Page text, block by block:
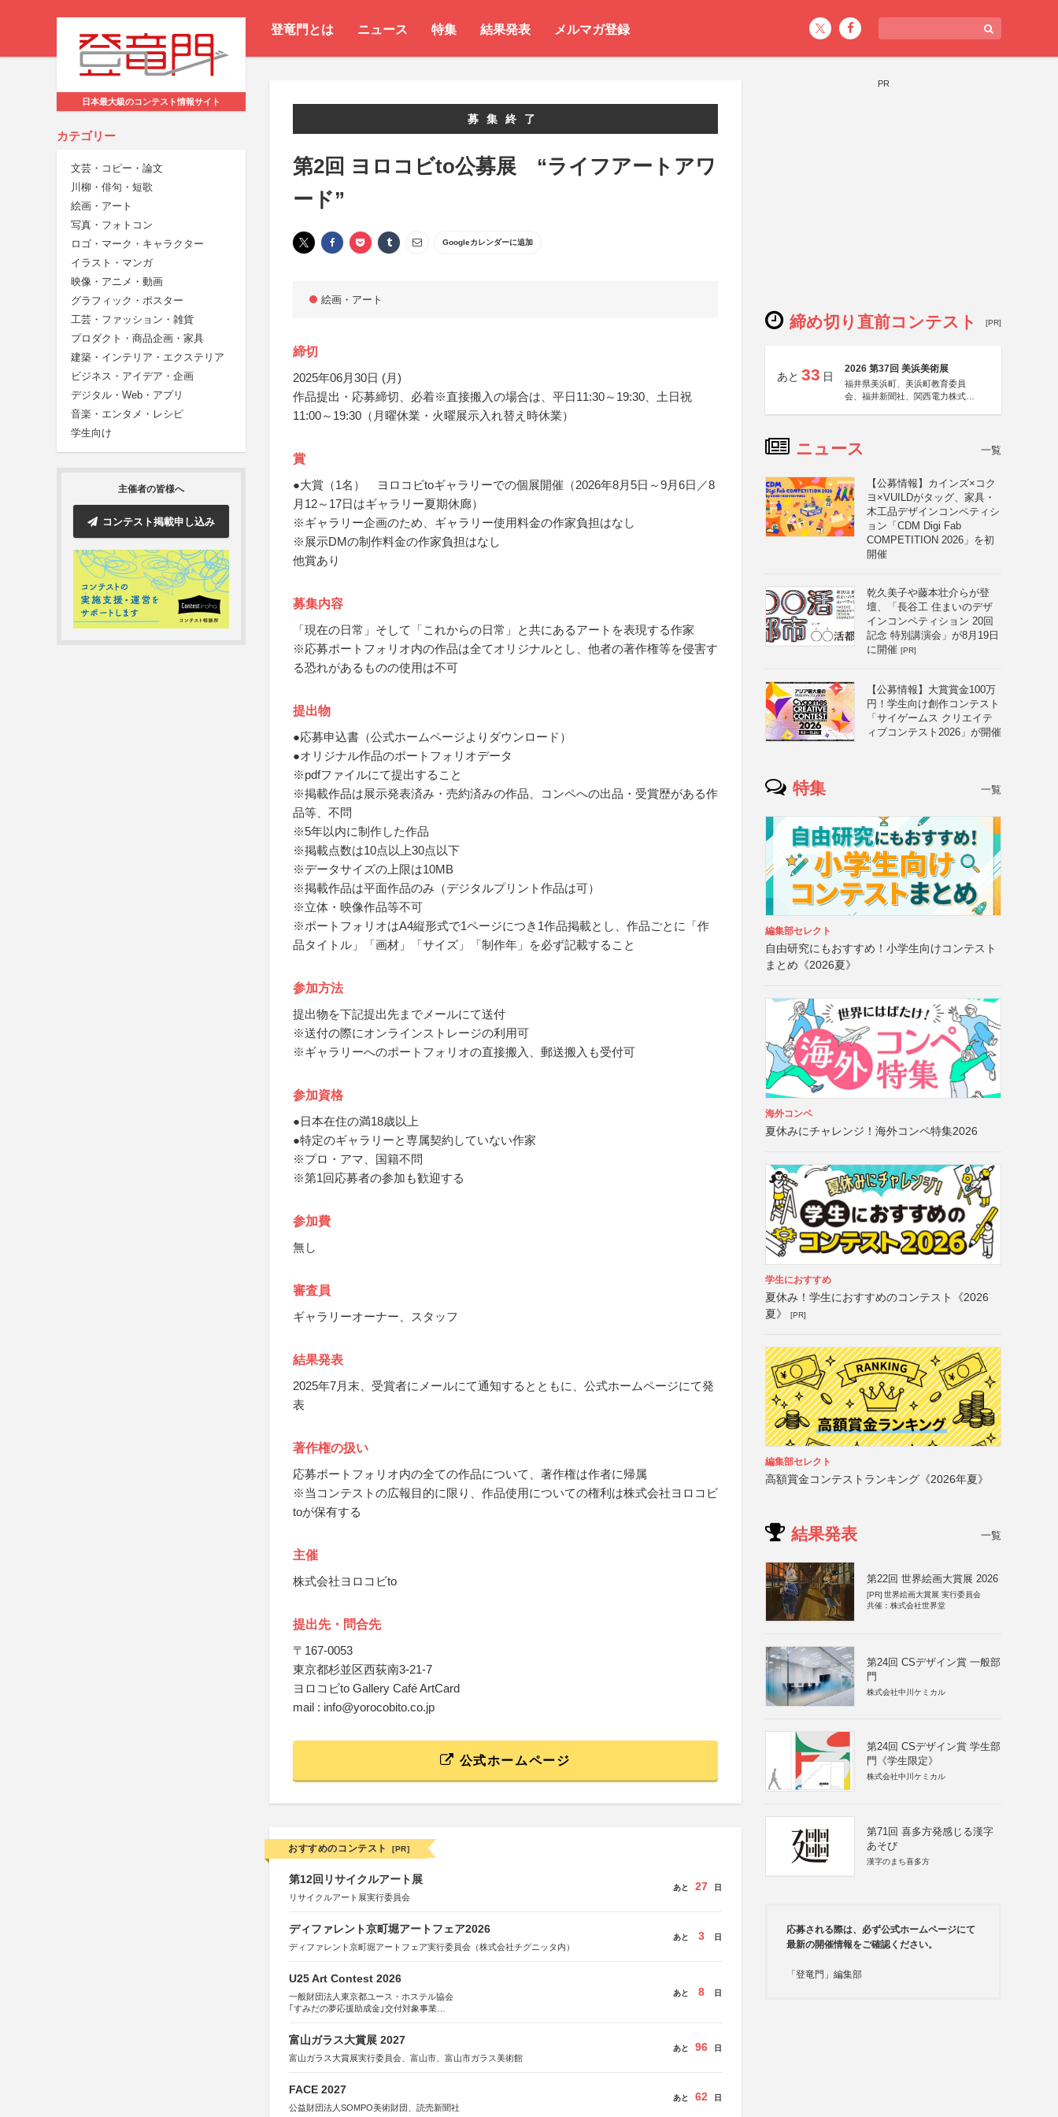
登竜門とは ニュース 特集 結果発表 メルマガ登録
日本最大級のコンテスト情報サイト
カテゴリー
文芸・コピー・論文
川柳・俳句・短歌
絵画・アート
写真・フォトコン
ロゴ・マーク・キャラクター
イラスト・マンガ
映像・アニメ・動画
グラフィック・ポスター
工芸・ファッション・雑貨
プロダクト・商品企画・家具
建築・インテリア・エクステリア
ビジネス・アイデア・企画
デジタル・Web・アプリ
音楽・エンタメ・レシピ
学生向け
主催者の皆様へ
コンテスト掲載申し込み
募集終了
第2回 ヨロコビto公募展 “ライフアートアワ
ード”
Googleカレンダーに追加
絵画・アート
締切
2025年06月30日 (月)
作品提出・応募締切、必着※直接搬入の場合は、平日11:30～19:30、土日祝
11:00～19:30（月曜休業・火曜展示入れ替え時休業）
賞
●大賞（1名） ヨロコビtoギャラリーでの個展開催（2026年8月5日～9月6日／8
月12～17日はギャラリー夏期休廊）
※ギャラリー企画のため、ギャラリー使用料金の作家負担はなし
※展示DMの制作料金の作家負担はなし
他賞あり
募集内容
「現在の日常」そして「これからの日常」と共にあるアートを表現する作家
※応募ポートフォリオ内の作品は全てオリジナルとし、他者の著作権等を侵害す
る恐れがあるものの使用は不可
提出物
●応募申込書（公式ホームページよりダウンロード）
●オリジナル作品のポートフォリオデータ
※pdfファイルにて提出すること
※掲載作品は展示発表済み・売約済みの作品、コンペへの出品・受賞歴がある作
品等、不問
※5年以内に制作した作品
※掲載点数は10点以上30点以下
※データサイズの上限は10MB
※掲載作品は平面作品のみ（デジタルプリント作品は可）
※立体・映像作品等不可
※ポートフォリオはA4縦形式で1ページにつき1作品掲載とし、作品ごとに「作
品タイトル」「画材」「サイズ」「制作年」を必ず記載すること
参加方法
提出物を下記提出先までメールにて送付
※送付の際にオンラインストレージの利用可
※ギャラリーへのポートフォリオの直接搬入、郵送搬入も受付可
参加資格
●日本在住の満18歳以上
●特定のギャラリーと専属契約していない作家
※プロ・アマ、国籍不問
※第1回応募者の参加も歓迎する
参加費
無し
審査員
ギャラリーオーナー、スタッフ
結果発表
2025年7月末、受賞者にメールにて通知するとともに、公式ホームページにて発
表
著作権の扱い
応募ポートフォリオ内の全ての作品について、著作権は作者に帰属
※当コンテストの広報目的に限り、作品使用についての権利は株式会社ヨロコビ
toが保有する
主催
株式会社ヨロコビto
提出先・問合先
〒167-0053
東京都杉並区西荻南3-21-7
ヨロコビto Gallery Café ArtCard
mail : info@yorocobito.co.jp
公式ホームページ
おすすめのコンテスト [PR]
第12回リサイクルアート展
リサイクルアート展実行委員会
あと 27 日
ディファレント京町堀アートフェア2026
ディファレント京町堀アートフェア実行委員会（株式会社チグニッタ内）
あと 3 日
U25 Art Contest 2026
一般財団法人東京都ユース・ホステル協会
｢すみだの夢応援助成金｣交付対象事業
あと 8 日
富山ガラス大賞展 2027
富山ガラス大賞展実行委員会、富山市、富山市ガラス美術館
あと 96 日
FACE 2027
公益財団法人SOMPO美術財団、読売新聞社
あと 62 日
PR
締め切り直前コンテスト [PR]
あと 33 日
2026 第37回 美浜美術展
福井県美浜町、美浜町教育委員
会、福井新聞社、関西電力株式会
ニュース 一覧
【公募情報】カインズ×コク
ヨ×VUILDがタッグ、家具・
木工品デザインコンペティシ
ョン「CDM Digi Fab
COMPETITION 2026」を初
開催
乾久美子や藤本壮介らが登
壇、「長谷工 住まいのデザ
インコンペティション 20回
記念 特別講演会」が8月19日
に開催 [PR]
【公募情報】大賞賞金100万
円！学生向け創作コンテスト
「サイゲームス クリエイテ
ィブコンテスト2026」が開催
特集 一覧
編集部セレクト
自由研究にもおすすめ！小学生向けコンテスト
まとめ《2026夏》
海外コンペ
夏休みにチャレンジ！海外コンペ特集2026
学生におすすめ
夏休み！学生におすすめのコンテスト《2026
夏》
[PR]
編集部セレクト
高額賞金コンテストランキング《2026年夏》
結果発表 一覧
第22回 世界絵画大賞展 2026
[PR] 世界絵画大賞展 実行委員会
共催：株式会社世界堂
第24回 CSデザイン賞 一般部
門
株式会社中川ケミカル
第24回 CSデザイン賞 学生部
門《学生限定》
株式会社中川ケミカル
第71回 喜多方発感じる漢字
あそび
漢字のまち喜多方
応募される際は、必ず公式ホームページにて
最新の開催情報をご確認ください。
「登竜門」編集部